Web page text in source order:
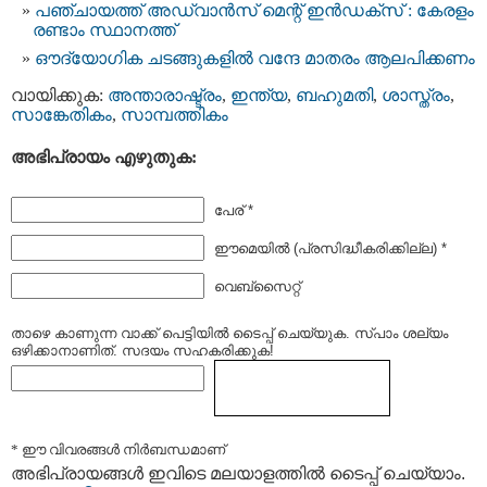
പഞ്ചായത്ത് അഡ്വാൻസ് മെന്റ് ഇൻഡക്സ് : കേരളം
രണ്ടാം സ്ഥാനത്ത്
ഔദ്യോഗിക ചടങ്ങുകളില്‍ വന്ദേ മാതരം ആലപിക്കണം
വായിക്കുക: അന്താരാഷ്ട്രം, ഇന്ത്യ, ബഹുമതി, ശാസ്ത്രം,
സാങ്കേതികം, സാമ്പത്തികം
അഭിപ്രായം എഴുതുക:
പേര് *
ഈമെയില്‍ (പ്രസിദ്ധീകരിക്കില്ല) *
വെബ്സൈറ്റ്
താഴെ കാണുന്ന വാക്ക് പെട്ടിയില്‍ ടൈപ്പ്‌ ചെയ്യുക. സ്പാം ശല്യം
ഒഴിക്കാനാണിത്. സദയം സഹകരിക്കുക!
* ഈ വിവരങ്ങള്‍ നിര്‍ബന്ധമാണ്
അഭിപ്രായങ്ങള്‍ ഇവിടെ മലയാളത്തില്‍ ടൈപ്പ് ചെയ്യാം.